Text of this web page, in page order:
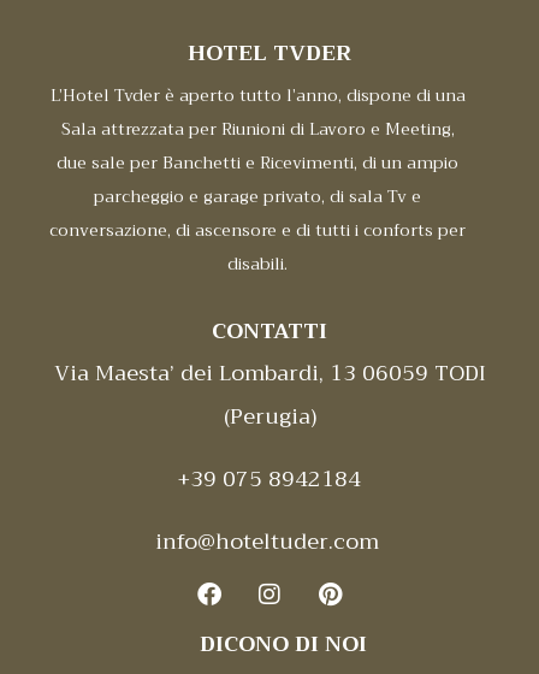
HOTEL TVDER
L’Hotel Tvder è aperto tutto l’anno, dispone di una
Sala attrezzata per Riunioni di Lavoro e Meeting,
due sale per Banchetti e Ricevimenti, di un ampio
parcheggio e garage privato, di sala Tv e
conversazione, di ascensore e di tutti i conforts per
disabili.
CONTATTI
Via Maesta’ dei Lombardi, 13 06059 TODI
(Perugia)
+39 075 8942184
info@hoteltuder.com
DICONO DI NOI